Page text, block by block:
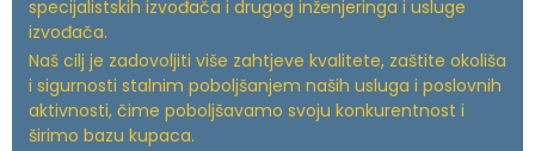
specijalistskih izvođača i drugog inženjeringa i usluge
izvođača.
Naš cilj je zadovoljiti više zahtjeve kvalitete, zaštite okoliša
i sigurnosti stalnim poboljšanjem naših usluga i poslovnih
aktivnosti, čime poboljšavamo svoju konkurentnost i
širimo bazu kupaca.